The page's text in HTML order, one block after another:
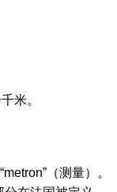
米。
（测量）。